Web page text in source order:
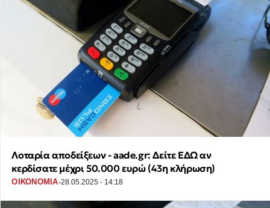
Λοταρία αποδείξεων - aade.gr: Δείτε ΕΔΩ αν
κερδίσατε μέχρι 50.000 ευρώ (43η κλήρωση)
ΟΙΚΟΝΟΜΙΑ·28.05.2025 - 14:18